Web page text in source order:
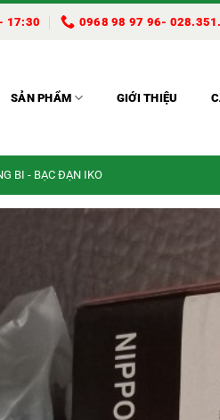
17:30 0968 98 97 96-
SẢN PHẨM GIỚI THIỆU
BI - BẠC ĐẠN IKO